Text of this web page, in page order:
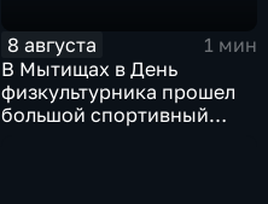
8 августа
1 мин
В Мытищах в День
физкультурника прошел
большой спортивный